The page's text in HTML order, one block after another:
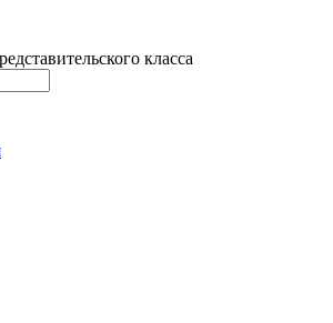
класса